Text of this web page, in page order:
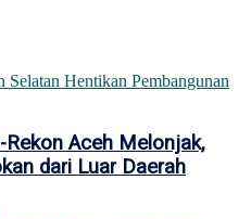
Aceh Melonjak,
dari Luar Daerah